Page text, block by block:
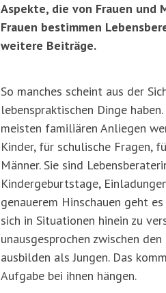
Aspekte, die von Frauen und
Frauen bestimmen
weitere Beiträge.
So manches scheint aus der
lebenspraktischen Dinge
meisten familiären Anliegen
Kinder, für schulische Fragen,
Männer. Sie sind
Kindergeburtstage,
genauerem Hinschauen geht
sich in Situationen hinein zu
unausgesprochen zwischen
ausbilden als Jungen. Das
Aufgabe bei ihnen hängen.